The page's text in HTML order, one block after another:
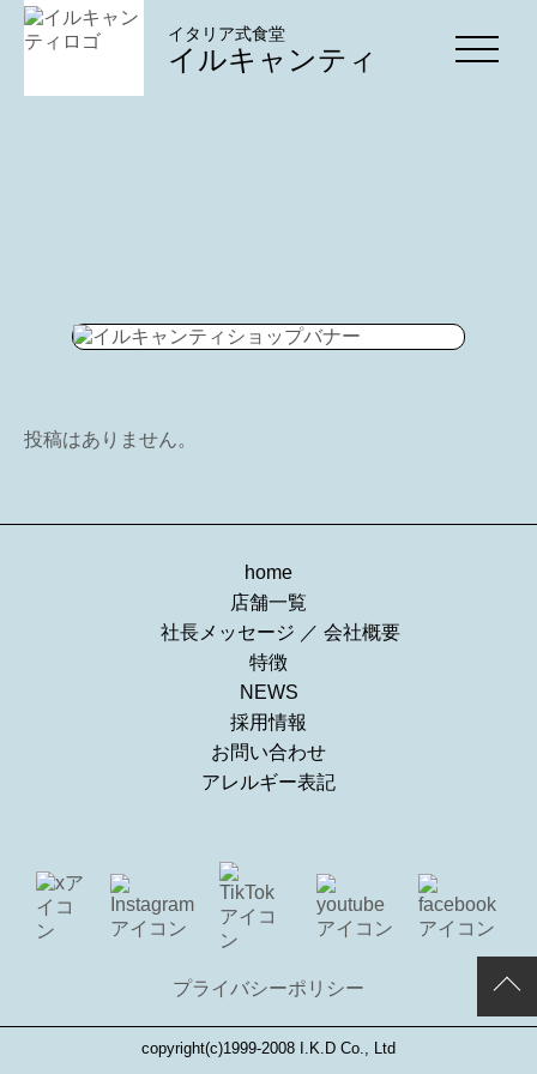
イタリア式食堂
イルキャンティ
投稿はありません。
home
店舗一覧
社長メッセージ ／ 会社概要
特徴
NEWS
採用情報
お問い合わせ
アレルギー表記
プライバシーポリシー
copyright(c)1999-2008 I.K.D Co., Ltd